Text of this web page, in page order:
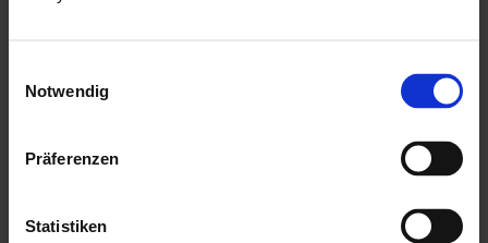
Notwendig
Präferenzen
Statistiken
weka Weekendhaus
Tiefe: 514 cm |
weka Weekendhaus
6.549,00 €
5.519,00 €